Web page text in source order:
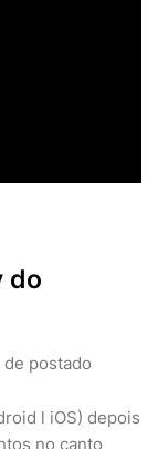
do
postado
l iOS) depois
no canto